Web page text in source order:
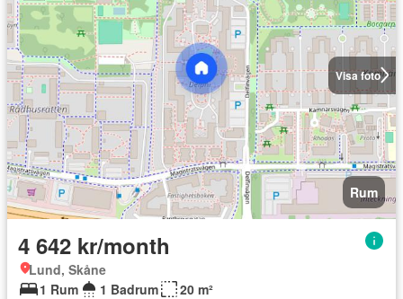
Visa foto
Rum
4 642 kr/month
Lund, Skåne
1 Rum
1 Badrum 20 m²